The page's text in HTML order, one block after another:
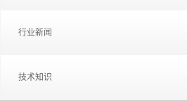
行业新闻
技术知识